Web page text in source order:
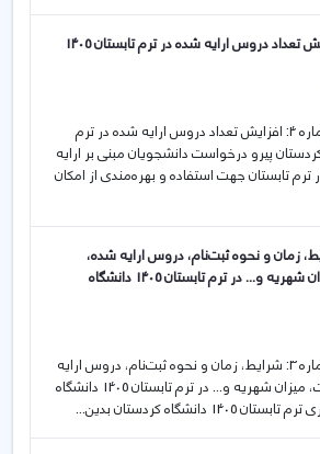
اطلاعيه شماره 4: افزايش تعداد دروس ارايه شده در ترم تابستان 1405
15 07 2026 اطلاعيه شماره 4: افزايش تعداد دروس ارايه شده در ترم
دانشگاه كردستان پيرو درخواست دانشجويان مبنی بر ارايه
تابستان جهت استفاده و بهره‌مندی از امكان
شماره 3: شرايط، زمان و نحوه ثبت‌نام، دروس ارايه شده،
ضوابط و مقررات، ميزان شهريه و... در ترم تابستان 1405 دانشگاه
11 07 2026 اطلاعيه شماره 3: شرايط، زمان و نحوه ثبت‌نام، دروس ارايه
شده، ضوابط و مقررات، ميزان شهريه و... در ترم تابستان 1405 دانشگاه
دانشگاه کردستان بدین...